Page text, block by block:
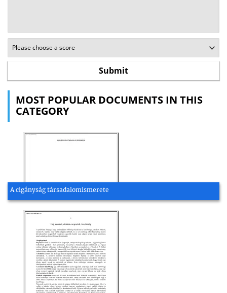
MOST POPULAR DOCUMENTS IN THIS
CATEGORY
A cigányság társadalomismerete